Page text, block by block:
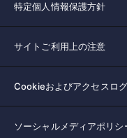
特定個人情報保護方針
サイトご利用上の注意
Cookieおよびアクセスロ
ソーシャルメディアポリシ